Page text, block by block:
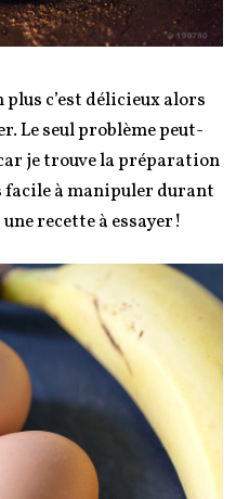
c’est délicieux alors
Le seul problème peut-
je trouve la préparation
facile à manipuler durant
recette à essayer!